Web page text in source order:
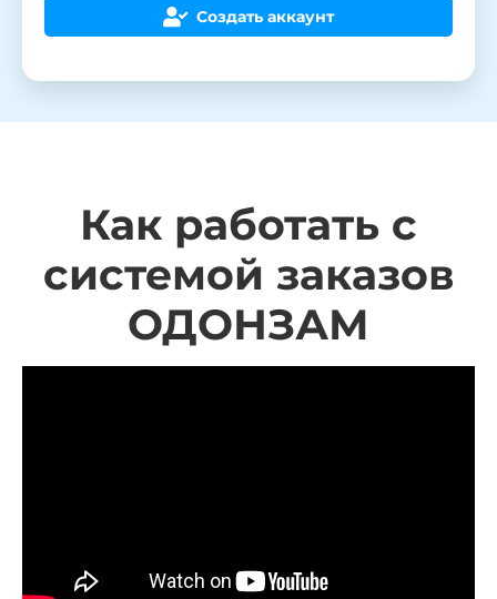
Создать аккаунт
Как работать с
системой заказов
ОДОНЗАМ